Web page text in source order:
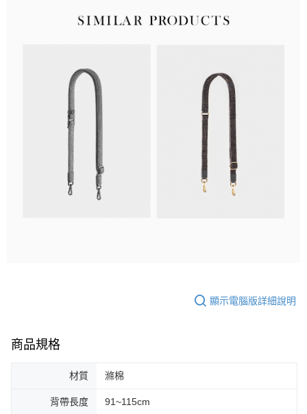
顯示電腦版詳細說明
商品規格
材質 滌棉
背帶長度 91~115cm